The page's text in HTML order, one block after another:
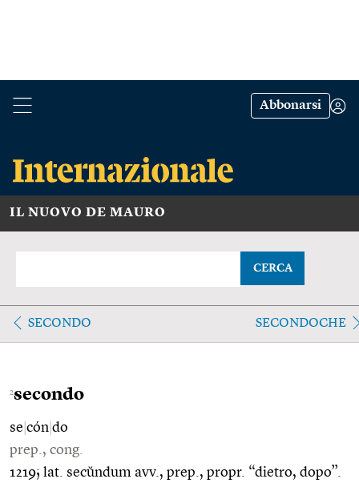
Abbonarsi
IL NUOVO DE MAURO
CERCA
SECONDO SECONDOCHE
2secondo
se cón do
prep., cong.
1219; lat. secŭndum avv., prep., propr. “dietro, dopo”.